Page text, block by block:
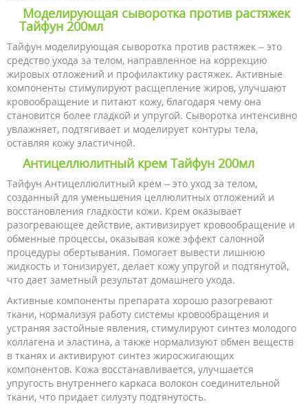
Моделирующая сыворотка против растяжек
Тайфун 200мл
Тайфун моделирующая сыворотка против растяжек – это
средство ухода за телом, направленное на коррекцию
жировых отложений и профилактику растяжек. Активные
компоненты стимулируют расщепление жиров, улучшают
кровообращение и питают кожу, благодаря чему она
становится более гладкой и упругой. Сыворотка интенсивно
увлажняет, подтягивает и моделирует контуры тела,
оставляя кожу эластичной.
Антицеллюлитный крем Тайфун 200мл
Тайфун Антицеллюлитный крем – это уход за телом,
созданный для уменьшения целлюлитных отложений и
восстановления гладкости кожи. Крем оказывает
разогревающее действие, активизирует кровообращение и
обменные процессы, оказывая коже эффект салонной
процедуры обертывания. Помогает вывести лишнюю
жидкость и тонизирует, делает кожу упругой и подтянутой,
что дает заметный результат домашнего ухода.
Активные компоненты препарата хорошо разогревают
ткани, нормализуя работу системы кровообращения и
устраняя застойные явления, стимулируют синтез молодого
коллагена и эластина, а также нормализуют обмен веществ
в тканях и активируют синтез жиросжигающих
компонентов. Кожа восстанавливается, улучшается
упругость внутреннего каркаса волокон соединительной
ткани, что придает силуэту подтянутость.